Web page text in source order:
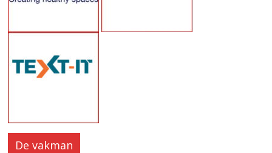
De vakman